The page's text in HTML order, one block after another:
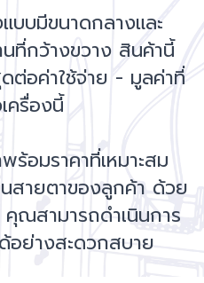
บบมีขนาดกลางและ
ที่กว้างขวาง สินค้านี้
ต่อค่าใช้จ่าย - มูลค่าที่
ครื่องนี้
ร้อมราคาที่เหมาะสม
สายตาของลูกค้า ด้วย
ณสามารถดำเนินการ
อย่างสะดวกสบาย